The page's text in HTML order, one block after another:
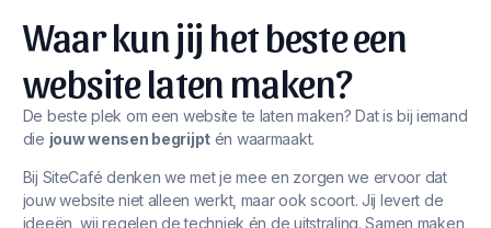
Waar kun jij het beste een
website laten maken?
De beste plek om een website te laten maken? Dat is bij iemand
die jouw wensen begrijpt én waarmaakt.
Bij SiteCafé denken we met je mee en zorgen we ervoor dat
jouw website niet alleen werkt, maar ook scoort. Jij levert de
ideeën, wij regelen de techniek én de uitstraling. Samen maken